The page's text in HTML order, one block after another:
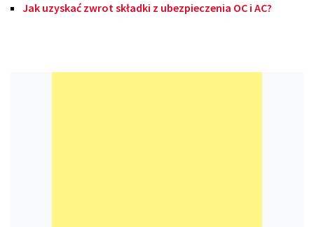
Jak uzyskać zwrot składki z ubezpieczenia OC i AC?